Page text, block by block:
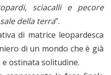
sciacalli e pecore
della terra”.
di matrice leopardesca
di un mondo che è già
ostinata solitudine.